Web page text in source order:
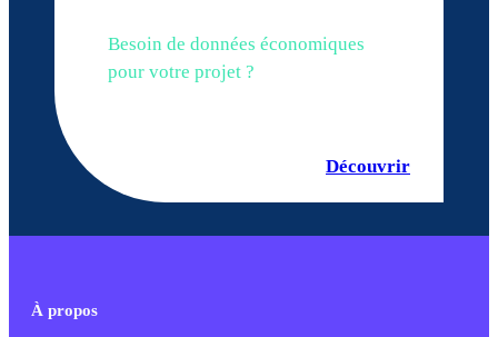
Besoin de données économiques
pour votre projet ?
Découvrir
À propos